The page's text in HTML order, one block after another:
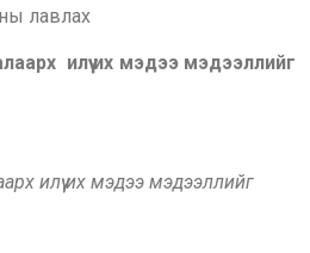
лавлах
илүү их мэдээ мэдээллийг
илүү их мэдээ мэдээллийг